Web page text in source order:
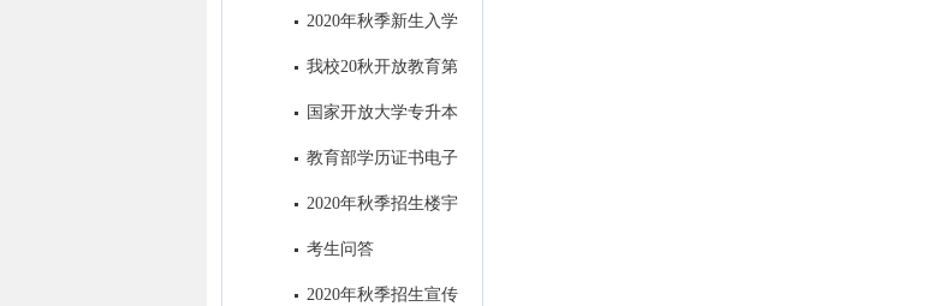
秋季招生简章
2020年秋季新生入学
指南设计印刷项目招标公告
我校20秋开放教育第
一批次招生全面结束
国家开放大学专升本
前置学历​审核中常见问题及处理
教育部学历证书电子
注册备案表申请流程
2020年秋季招生楼宇
视频广告制作项目招标公共
考生问答
2020年秋季招生宣传